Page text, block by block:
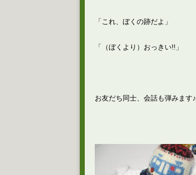
「これ、ぼくの跡だよ」
「（ぼくより）おっきい!!」
お友だち同士、会話も弾みます♪